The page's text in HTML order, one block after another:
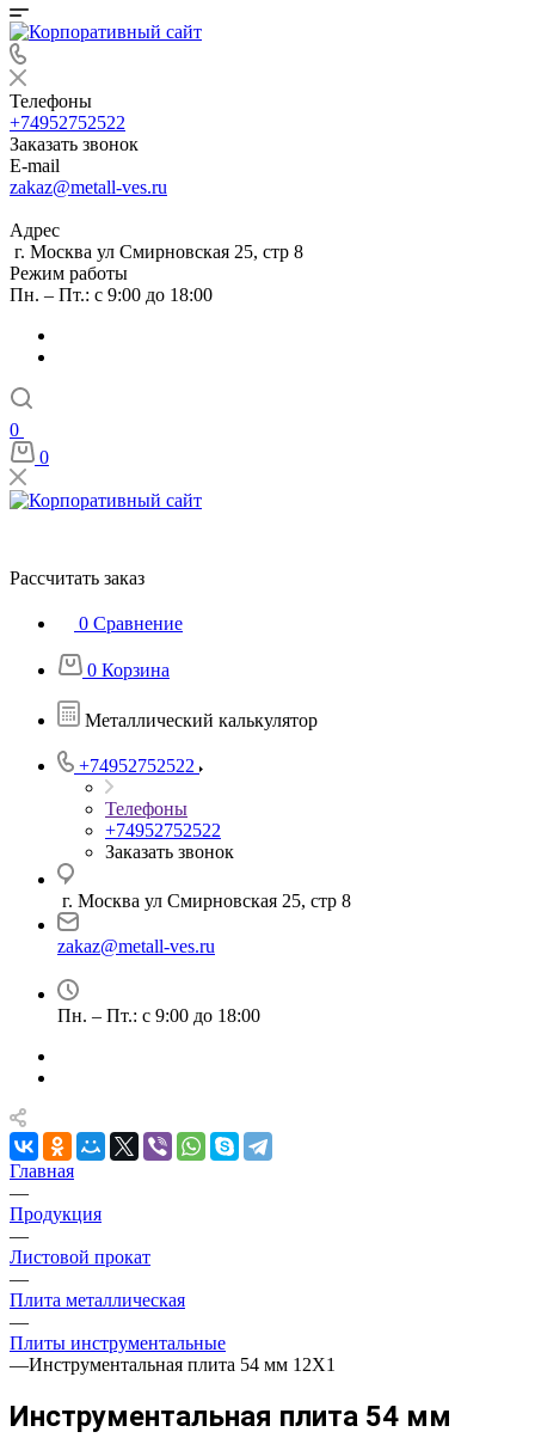
Телефоны
+74952752522
Заказать звонок
E-mail
zakaz@metall-ves.ru
Адрес
г. Москва ул Смирновская 25, стр 8
Режим работы
Пн. – Пт.: с 9:00 до 18:00
0
0
Рассчитать заказ
0 Сравнение
0 Корзина
Металлический калькулятор
+74952752522
Телефоны
+74952752522
Заказать звонок
г. Москва ул Смирновская 25, стр 8
zakaz@metall-ves.ru
Пн. – Пт.: с 9:00 до 18:00
Главная
—
Продукция
—
Листовой прокат
—
Плита металлическая
—
Плиты инструментальные
—Инструментальная плита 54 мм 12Х1
Инструментальная плита 54 мм